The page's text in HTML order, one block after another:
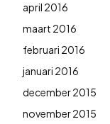
april 2016
maart 2016
februari 2016
januari 2016
december 2015
november 2015